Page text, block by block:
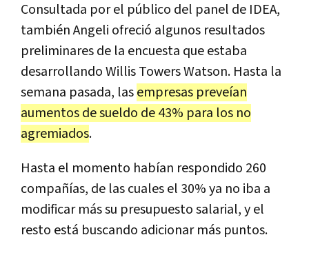
Consultada por el público del panel de IDEA,
también Angeli ofreció algunos resultados
preliminares de la encuesta que estaba
desarrollando Willis Towers Watson. Hasta la
semana pasada, lasempresas preveían
aumentos de sueldo de 43% para los no
agremiados.
Hasta el momento habían respondido 260
compañías, de las cuales el 30% ya no iba a
modificar más su presupuesto salarial, y el
resto está buscando adicionar más puntos.